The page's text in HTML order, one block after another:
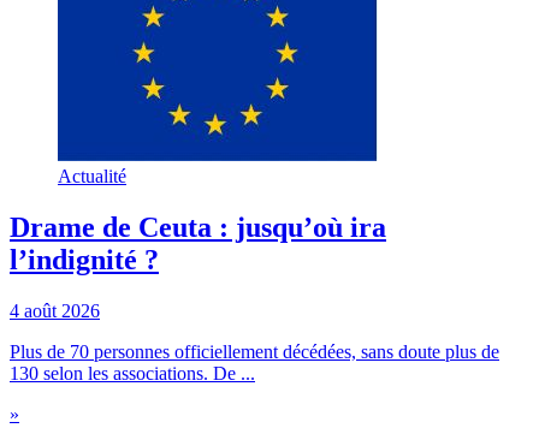
Actualité
Drame de Ceuta : jusqu’où ira
l’indignité ?
4 août 2026
Plus de 70 personnes officiellement décédées, sans doute plus de
130 selon les associations. De ...
»